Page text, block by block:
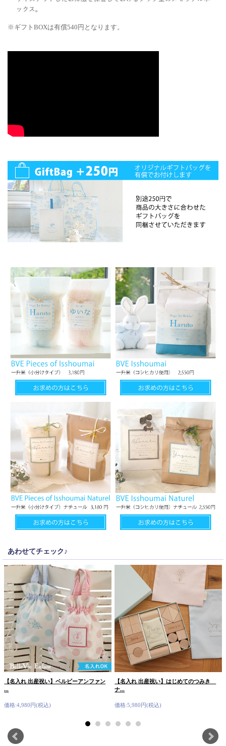
※ギフトBOXは有償540円となります。
あわせてチェック♪
【名入れ 出産祝い】ベルビーアンファン
...
価格:4,980円(税込)
【名入れ 出産祝い】はじめてのつみき
ナ...
価格:5,980円(税込)